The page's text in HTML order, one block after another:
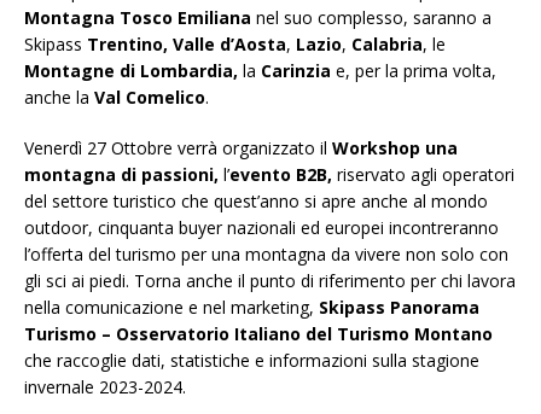
Montagna Tosco Emiliana nel suo complesso, saranno a
Skipass Trentino, Valle d’Aosta, Lazio, Calabria, le
Montagne di Lombardia, la Carinzia e, per la prima volta,
anche la Val Comelico.
Venerdì 27 Ottobre verrà organizzato il Workshop una
montagna di passioni, l’evento B2B, riservato agli operatori
del settore turistico che quest’anno si apre anche al mondo
outdoor, cinquanta buyer nazionali ed europei incontreranno
l’offerta del turismo per una montagna da vivere non solo con
gli sci ai piedi. Torna anche il punto di riferimento per chi lavora
nella comunicazione e nel marketing, Skipass Panorama
Turismo – Osservatorio Italiano del Turismo Montano
che raccoglie dati, statistiche e informazioni sulla stagione
invernale 2023-2024.